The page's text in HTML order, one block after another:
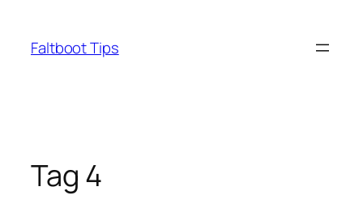
springen
Faltboot Tips
Tag 4